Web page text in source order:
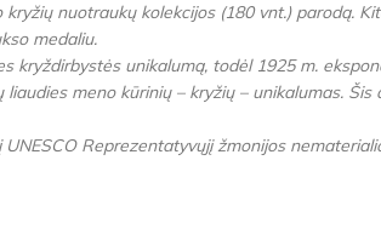
nuotraukų kolekcijos (180 vnt.)
medaliu.
kryždirbystės unikalumą, todėl 1925 m.
meno kūrinių – kryžių – unikalumas.
Reprezentatyvųjį žmonijos